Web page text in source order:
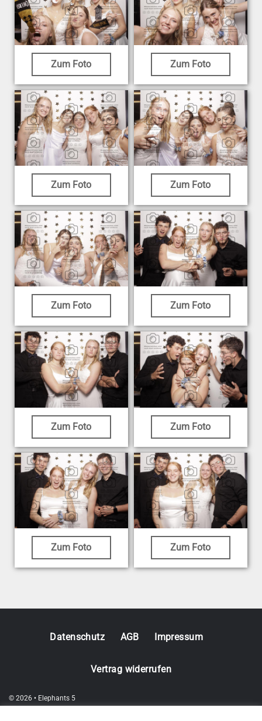
Zum Foto Zum Foto
Zum Foto Zum Foto
Zum Foto Zum Foto
Zum Foto Zum Foto
Zum Foto Zum Foto
© 2026 • Elephants 5
Datenschutz AGB Impressum
Vertrag widerrufen